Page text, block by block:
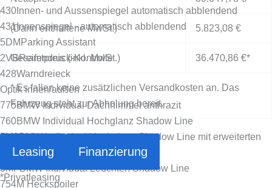
430 Innen- und Aussenspiegel automatisch abblendend
431Innenspiegel - automatisch abblendend
5DM Parking Assistant
2VBReifendruck-Kontrolle
428Warndreieck
Optik innen/außen
775BMW Individual Dachhimmel anthrazit
760BMW Individual Hochglanz Shadow Line
7M9BMW Individual Hochglanz Shadow Line mit erweiterten
Umfängen
3MFBMW Individual Leuchten Shadow Line
754M Heckspoiler
(Darin enthaltene MwSt.) 5.823,08 €
Gesamtpreis (inkl. MwSt.) 36.470,86 €*
* Es fallen keine zusätzlichen Versandkosten an. Das
Fahrzeug steht zur Abholung bereit.
Leasing Finanzierung
*Privatleasing